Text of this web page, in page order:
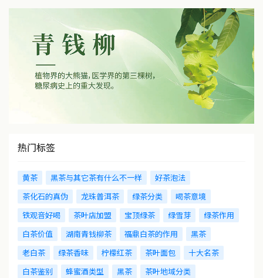
热门标签
黄茶 黑茶与其它茶有什么不一样
好茶泡法
茶化石的真伪
龙珠普洱茶 绿茶分类
喝茶意境
铁观音好喝
茶叶店加盟 宝顶绿茶 绿雪芽
绿茶作用
白茶价值
湖南青钱柳茶 福鼎白茶的作用
黑茶
老白茶
绿茶香味 柠檬红茶 茶叶面包
十大名茶
白茶鉴别
蜂蜜酒类型 黑茶
茶叶地域分类